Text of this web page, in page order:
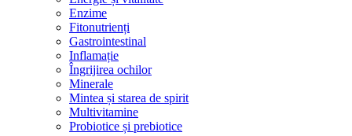
Enzime
Fitonutrienți
Gastrointestinal
Inflamație
Îngrijirea ochilor
Minerale
Mintea și starea de spirit
Multivitamine
Probiotice și prebiotice